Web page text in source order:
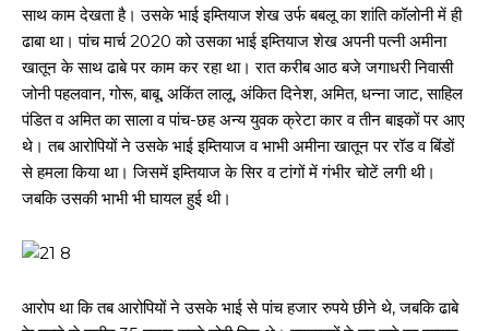
साथ काम देखता है। उसके भाई इम्तियाज शेख उर्फ बबलू का शांति कॉलोनी में ही
ढाबा था। पांच मार्च 2020 को उसका भाई इम्तियाज शेख अपनी पत्नी अमीना
खातून के साथ ढाबे पर काम कर रहा था। रात करीब आठ बजे जगाधरी निवासी
जोनी पहलवान, गोरू, बाबू, अकिंत लालू, अंकित दिनेश, अमित, धन्ना जाट, साहिल
पंडित व अमित का साला व पांच-छह अन्य युवक क्रेटा कार व तीन बाइकों पर आए
थे। तब आरोपियों ने उसके भाई इम्तियाज व भाभी अमीना खातून पर रॉड व बिंडों
से हमला किया था। जिसमें इम्तियाज के सिर व टांगों में गंभीर चोटें लगी थी।
जबकि उसकी भाभी भी घायल हुई थी।
आरोप था कि तब आरोपियों ने उसके भाई से पांच हजार रुपये छीने थे, जबकि ढाबे